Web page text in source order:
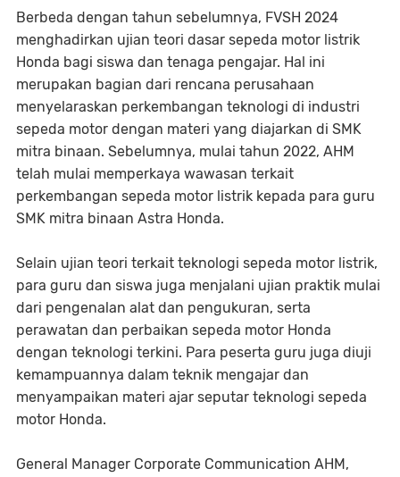
Berbeda dengan tahun sebelumnya, FVSH 2024
menghadirkan ujian teori dasar sepeda motor listrik
Honda bagi siswa dan tenaga pengajar. Hal ini
merupakan bagian dari rencana perusahaan
menyelaraskan perkembangan teknologi di industri
sepeda motor dengan materi yang diajarkan di SMK
mitra binaan. Sebelumnya, mulai tahun 2022, AHM
telah mulai memperkaya wawasan terkait
perkembangan sepeda motor listrik kepada para guru
SMK mitra binaan Astra Honda.
Selain ujian teori terkait teknologi sepeda motor listrik,
para guru dan siswa juga menjalani ujian praktik mulai
dari pengenalan alat dan pengukuran, serta
perawatan dan perbaikan sepeda motor Honda
dengan teknologi terkini. Para peserta guru juga diuji
kemampuannya dalam teknik mengajar dan
menyampaikan materi ajar seputar teknologi sepeda
motor Honda.
General Manager Corporate Communication AHM,